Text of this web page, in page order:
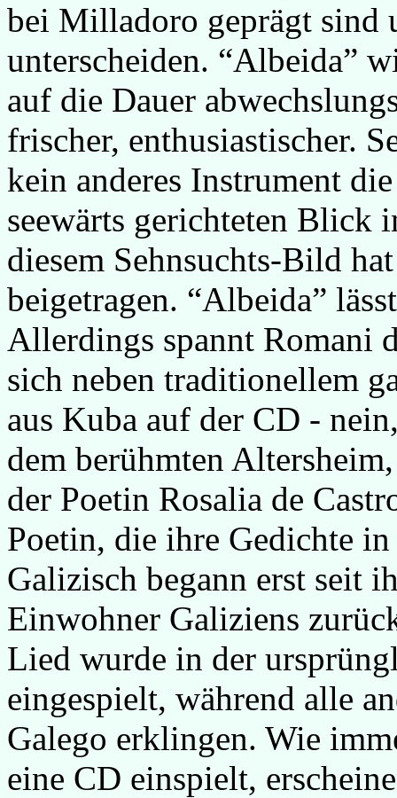
bei Milladoro geprägt sind
unterscheiden. “Albeida”
auf die Dauer
frischer, enthusiastischer.
kein anderes Instrument
seewärts gerichteten Blick
diesem Sehnsuchts-Bild
beigetragen. “Albeida”
Allerdings spannt Romani
sich neben traditionellem
aus Kuba auf der CD -
dem berühmten
der Poetin Rosalia de
Poetin, die ihre Gedichte
Galizisch begann erst seit
Einwohner Galiziens
Lied wurde in der
eingespielt, während alle
Galego erklingen. Wie
eine CD einspielt,